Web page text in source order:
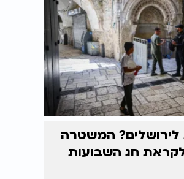
לירושלים? המשטרה
חג השבועות